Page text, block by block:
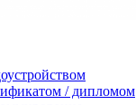
/ дипломом